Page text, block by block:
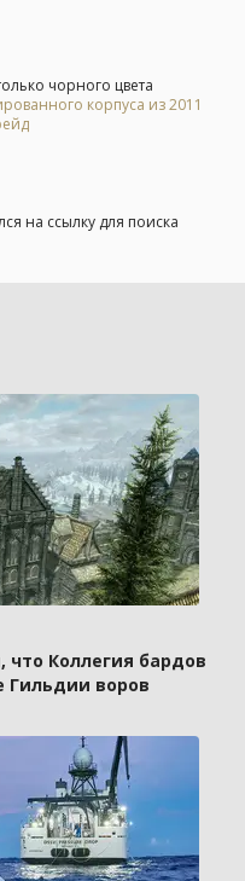
чорного цвета
корпуса из 2011
на ссылку для поиска
Коллегия бардов
Гильдии воров